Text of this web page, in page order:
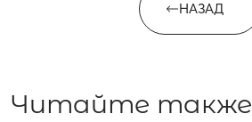
НАЗАД
Читайте также